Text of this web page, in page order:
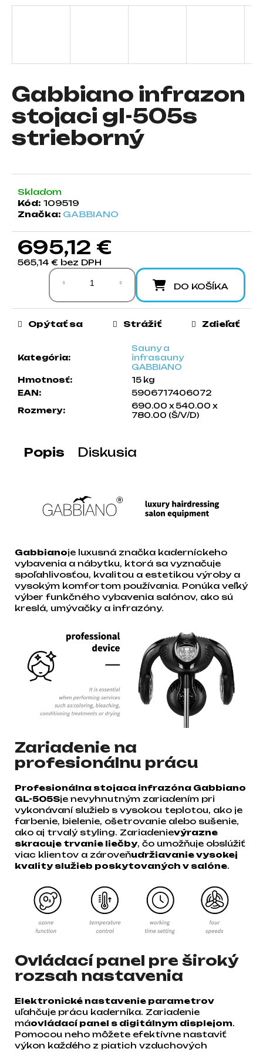
Gabbiano infrazon
stojaci gl-505s
strieborný
Skladom
Kód: 109519
Značka: GABBIANO
695,12 €
565,14 € bez DPH
Jednotková cena:
DO KOŠÍKA
Kategória:
Sauny a
infrasauny
GABBIANO
Hmotnosť:
15 kg
EAN:
5906717406072
Rozmery:
690.00 x 540.00 x
780.00 (Š/V/D)
Opýtať sa Strážiť Zdieľať
Popis Diskusia
Gabbianoje luxusná značka kaderníckeho
vybavenia a nábytku, ktorá sa vyznačuje
spoľahlivosťou, kvalitou a estetikou výroby a
vysokým komfortom používania. Ponúka veľký
výber funkčného vybavenia salónov, ako sú
kreslá, umývačky a infrazóny.
Zariadenie na
profesionálnu prácu
Profesionálna stojaca infrazóna Gabbiano
GL-505Sje nevyhnutným zariadením pri
vykonávaní služieb s vysokou teplotou, ako je
farbenie, bielenie, ošetrovanie alebo sušenie,
ako aj trvalý styling. Zariadenievýrazne
skracuje trvanie liečby, čo umožňuje obslúžiť
viac klientov a zároveňudržiavanie vysokej
kvality služieb poskytovaných v salóne.
Ovládací panel pre široký
rozsah nastavenia
Elektronické nastavenie parametrov
uľahčuje prácu kaderníka. Zariadenie
máovládací panel s digitálnym displejom.
Pomocou neho môžete efektívne nastaviť
výkon každého z piatich vzduchových
ť
HĽADAŤ
d
p
r
ú
č